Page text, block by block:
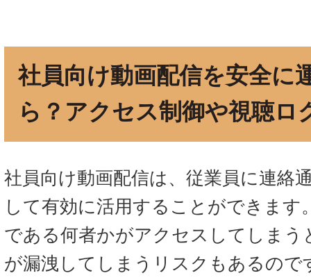
社員向け動画配信を安全に
ら？アクセス制御や視聴ロ
社員向け動画配信は、従業員に連絡
して有効に活用することができます
である何者かがアクセスしてしまう
が漏洩してしまうリスクもあるので